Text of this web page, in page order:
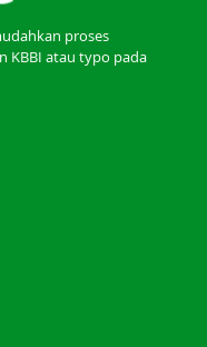
proses
KBBI atau typo pada